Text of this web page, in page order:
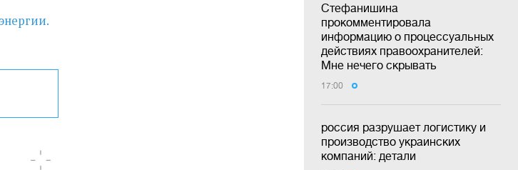
Стефанишина
прокомментировала
информацию о процессуальных
действиях правоохранителей:
Мне нечего скрывать
17:00
россия разрушает логистику и
производство украинских
компаний: детали